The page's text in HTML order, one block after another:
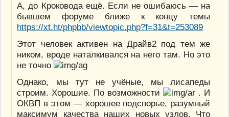
А, до Кроковода ещё. Если не ошибаюсь — на
бывшем форуме ближе к концу темы
https://xt.ht/phpbb/viewtopic.php?f=31&t=253089
Этот человек активен на Драйв2 под тем же
ником, вроде наталкивался на него там. Но это
не точно
Однако, мы тут не учёные, мы лисапеды
строим. Хорошие. По возможности
. И
ОКВП в этом — хорошее подспорье, разумный
максимум качества наших новых узлов. Что